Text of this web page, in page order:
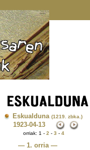
Eskualduna (1219. zbka.)
1923-04-13
orriak: 1 - 2 - 3 - 4
— 1. orria —